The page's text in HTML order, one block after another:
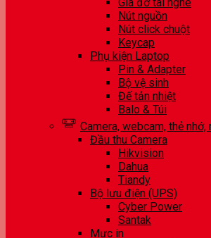
Nút nguồn
Nút click chuột
Keycap
Phụ kiện Laptop
Pin & Adapter
Bộ vệ sinh
Đế tản nhiệt
Balo & Túi
Camera, webcam, thẻ nhớ,
Đầu thu Camera
Hikvision
Dahua
Tiandy
Bộ lưu điện (UPS)
Cyber Power
Santak
Mực in